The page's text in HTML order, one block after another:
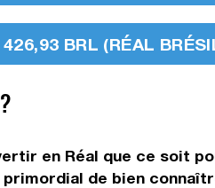
BRL (RÉAL
en Réal que ce soit
de bien